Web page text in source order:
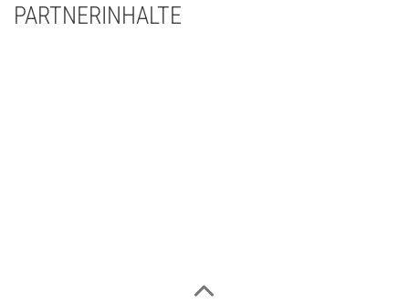
PARTNERINHALTE